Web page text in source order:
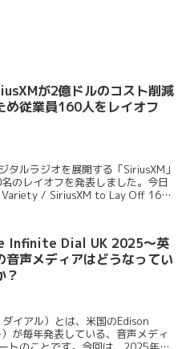
が2億ドルのコスト削減
め従業員160人をレイオフ
タルラジオを展開する「SiriusXM」
のレイオフを発表しました。今日
Variety / SiriusXM to Lay Off 160
Infinite Dial UK 2025〜英
音声メディアはどうなってい
？
イアル）とは、米国のEdison
が毎年発表している、音声メディ